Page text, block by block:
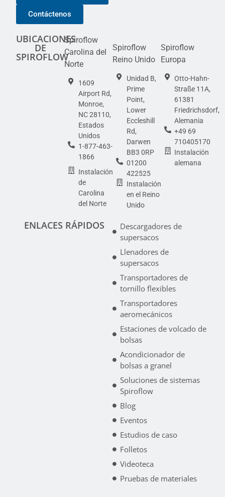
Contáctenos
UBICACIONES
DE
SPIROFLOW
Spiroflow
Carolina del
Norte
1609
Airport Rd,
Monroe,
NC 28110,
Estados
Unidos
1-877-463-
1866
Instalación
de
Carolina
del Norte
Spiroflow
Reino Unido
Unidad B,
Prime
Point,
Lower
Eccleshill
Rd,
Darwen
BB3 0RP
01200
422525
Instalación
en el Reino
Unido
Spiroflow
Europa
Otto-Hahn-
Straße 11A,
61381
Friedrichsdorf,
Alemania
+49 69
710405170
Instalación
alemana
ENLACES RÁPIDOS
Descargadores de
supersacos
Llenadores de
supersacos
Transportadores de
tornillo flexibles
Transportadores
aeromecánicos
Estaciones de volcado de
bolsas
Acondicionador de
bolsas a granel
Soluciones de sistemas
Spiroflow
Blog
Eventos
Estudios de caso
Folletos
Videoteca
Pruebas de materiales